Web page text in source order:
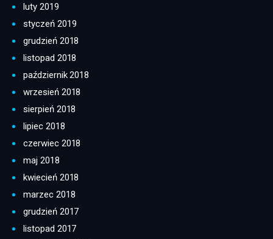
luty 2019
styczeń 2019
grudzień 2018
listopad 2018
październik 2018
wrzesień 2018
sierpień 2018
lipiec 2018
czerwiec 2018
maj 2018
kwiecień 2018
marzec 2018
grudzień 2017
listopad 2017